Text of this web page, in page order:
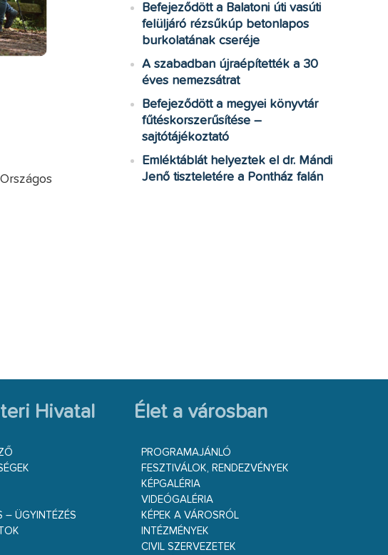
Befejeződött a Balatoni úti vasúti
felüljáró rézsűkúp betonlapos
burkolatának cseréje
A szabadban újraépítették a 30
éves nemezsátrat
Befejeződött a megyei könyvtár
fűtéskorszerűsítése –
sajtótájékoztató
Emléktáblát helyeztek el dr. Mándi
Jenő tiszteletére a Pontház falán
Hivatal
– ÜGYINTÉZÉS
Élet a városban
PROGRAMAJÁNLÓ
FESZTIVÁLOK, RENDEZVÉNYEK
KÉPGALÉRIA
VIDEÓGALÉRIA
KÉPEK A VÁROSRÓL
INTÉZMÉNYEK
CIVIL SZERVEZETEK